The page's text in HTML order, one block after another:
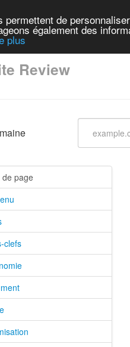
permettent de
également des
plus
Review
page
clefs